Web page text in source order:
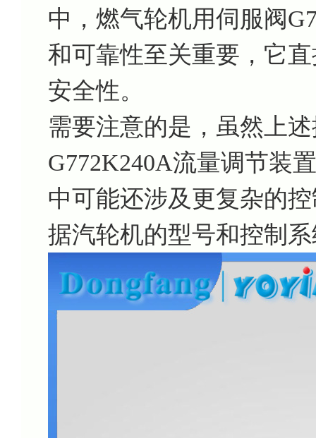
中，燃气轮机用伺服阀
和可靠性至关重要，它
安全性。
需要注意的是，虽然上
G772K240A流量调节装
中可能还涉及更复杂的
据汽轮机的型号和控制